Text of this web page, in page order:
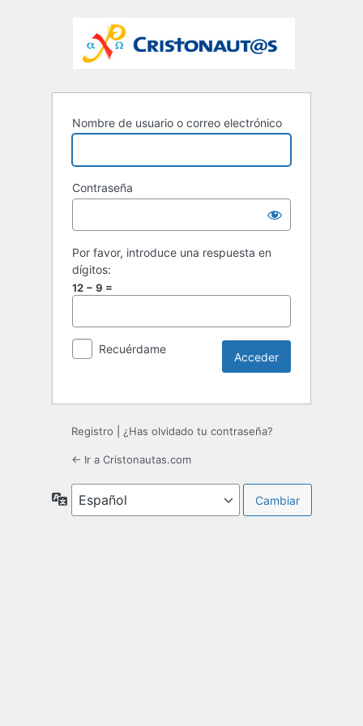
Nombre de usuario o correo electrónico
Contraseña
Por favor, introduce una respuesta en
dígitos:
12 − 9 =
Recuérdame
Registro ¿Has olvidado tu contraseña?
← Ir a Cristonautas.com
Idioma